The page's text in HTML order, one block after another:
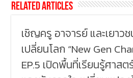
Related Articles
เชิญครู อาจารย์ และเยาว
เปลี่ยนโลก “New Gen
EP.5 เปิดพื้นที่เรียนรู้ศาสต